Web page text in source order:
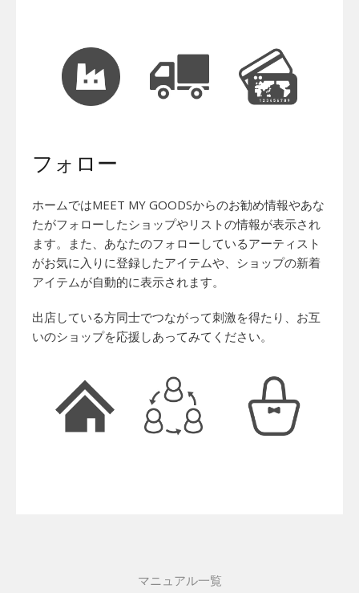
フォロー
ホームではMEET MY GOODSからのお勧め情報やあな
たがフォローしたショップやリストの情報が表示され
ます。また、あなたのフォローしているアーティスト
がお気に入りに登録したアイテムや、ショップの新着
アイテムが自動的に表示されます。
出店している方同士でつながって刺激を得たり、お互
いのショップを応援しあってみてください。
マニュアル一覧